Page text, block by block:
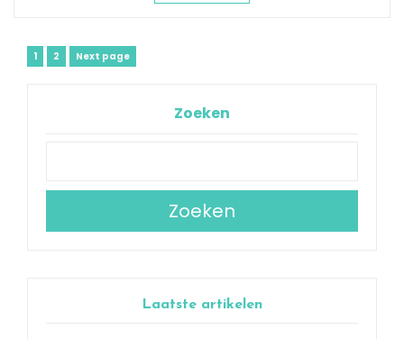
Berichtnavigatie
Page
1 Page
2 Next page
Zoeken
Zoeken
Laatste artikelen